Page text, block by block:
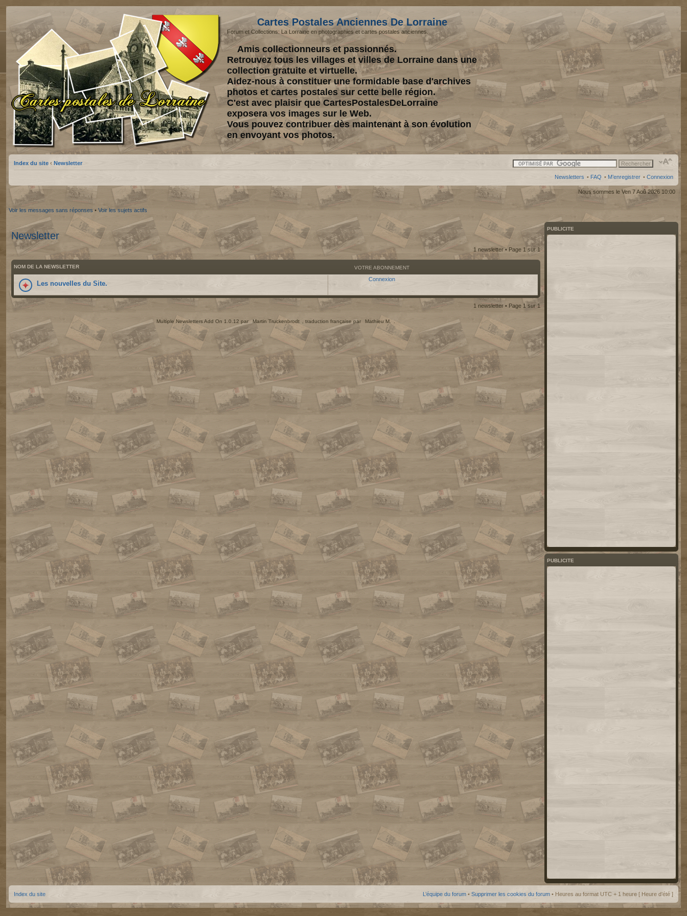
Cartes Postales Anciennes De Lorraine
Forum et Collections: La Lorraine en photographies et cartes postales anciennes.
Amis collectionneurs et passionnés.
Retrouvez tous les villages et villes de Lorraine dans une
collection gratuite et virtuelle.
Aidez-nous à constituer une formidable base d'archives
photos et cartes postales sur cette belle région.
C'est avec plaisir que CartesPostalesDeLorraine
exposera vos images sur le Web.
Vous pouvez contribuer dès maintenant à son évolution
en envoyant vos photos.
Index du site ‹ Newsletter
Newsletters • FAQ • M’enregistrer • Connexion
Nous sommes le Ven 7 Aoû 2026 10:00
Voir les messages sans réponses • Voir les sujets actifs
Newsletter
1 newsletter • Page 1 sur1
NOM DE LA NEWSLETTER VOTRE ABONNEMENT
Les nouvelles du Site.
Connexion
1 newsletter • Page 1sur1
Multiple Newsletters Add On 1.0.12 par Martin Truckenbrodt , traduction française par Mathieu M. .
PUBLICITE
PUBLICITE
Index du site L’équipe du forum • Supprimer les cookies du forum • Heures au format UTC + 1 heure [ Heure d’été ]